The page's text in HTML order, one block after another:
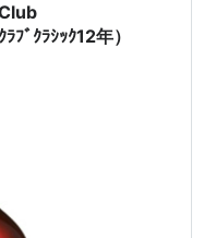
ﾞｸﾗｼｯｸ12年）